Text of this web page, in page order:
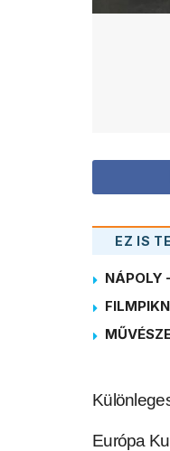
EZ IS
K
Európa